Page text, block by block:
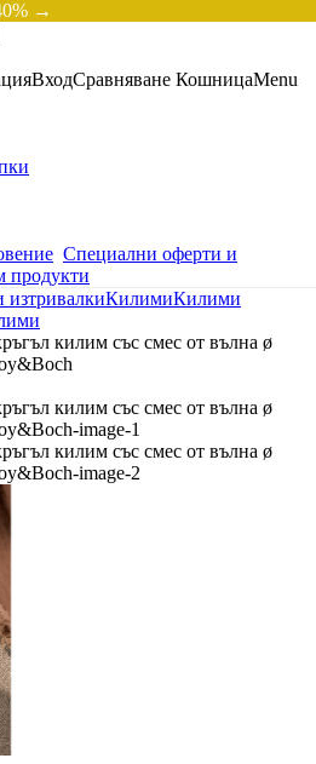
→
ВходСравняване КошницаMenu
Специални оферти и
продукти
КилимиКилими